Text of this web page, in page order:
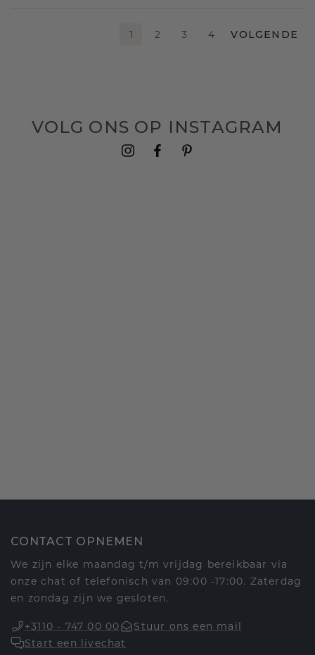
1 2 3 4 VOLGENDE
VOLG ONS OP INSTAGRAM
CONTACT OPNEMEN
We zijn elke maandag t/m vrijdag bereikbaar via
onze chat of telefonisch van 09:00 -17:00. Zaterdag
en zondag zijn we gesloten.
+3110 - 747 00 00
Stuur ons een mail
Start een livechat